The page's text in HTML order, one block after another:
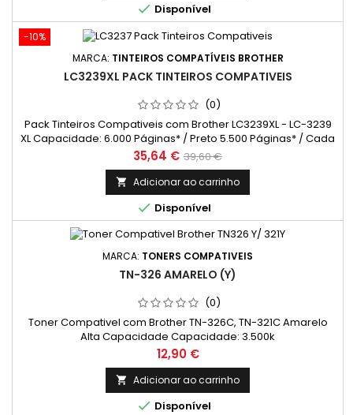
 Disponível
-10%
MARCA: TINTEIROS COMPATÍVEIS BROTHER
LC3239XL PACK TINTEIROS COMPATIVEIS
(0)
Pack Tinteiros Compativeis com Brother LC3239XL - LC-3239
XL Capacidade: 6.000 Páginas* / Preto 5.500 Páginas* / Cada
Cor
Preço
35,64 € Preço
normal
39,60 €
 Adicionar ao carrinho
 Disponível
MARCA: TONERS COMPATIVEIS
TN-326 AMARELO (Y)
(0)
Toner Compativel com Brother TN-326C, TN-321C Amarelo
Alta Capacidade Capacidade: 3.500k
Preço
12,90 €
 Adicionar ao carrinho
 Disponível